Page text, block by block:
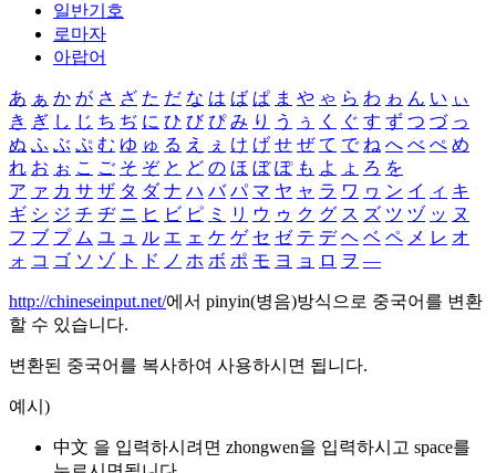
일반기호
로마자
아랍어
あ ぁ か が さ ざ た だ な は ば ぱ ま や ゃ ら わ ゎ ん い ぃ
き ぎ し じ ち ぢ に ひ び ぴ み り う ぅ く ぐ す ず つ づ っ
ぬ ふ ぶ ぷ む ゆ ゅ る え ぇ け げ せ ぜ て で ね へ べ ぺ め
れ お ぉ こ ご そ ぞ と ど の ほ ぼ ぽ も よ ょ ろ を
ア ァ カ サ ザ タ ダ ナ ハ バ パ マ ヤ ャ ラ ワ ヮ ン イ ィ キ
ギ シ ジ チ ヂ ニ ヒ ビ ピ ミ リ ウ ゥ ク グ ス ズ ツ ヅ ッ ヌ
フ ブ プ ム ユ ュ ル エ ェ ケ ゲ セ ゼ テ デ ヘ ベ ペ メ レ オ
ォ コ ゴ ソ ゾ ト ド ノ ホ ボ ポ モ ヨ ョ ロ ヲ ―
http://chineseinput.net/에서 pinyin(병음)방식으로 중국어를 변환
할 수 있습니다.
변환된 중국어를 복사하여 사용하시면 됩니다.
예시)
中文 을 입력하시려면 zhongwen을 입력하시고 space를